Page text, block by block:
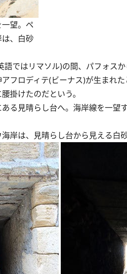
望。ペ
は、白砂
ではリマソル)の間、パフォス
フロディテ(ビーナス)が生まれ
掛けたのだという。
る見晴らし台へ。海岸線を一望
岸は、見晴らし台から見える白